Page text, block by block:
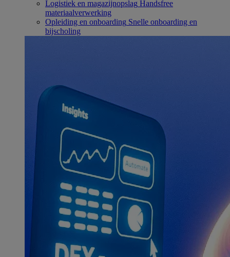
Logistiek en magazijnopslag Handsfree
materiaalverwerking
Opleiding en onboarding Snelle onboarding en
bijscholing